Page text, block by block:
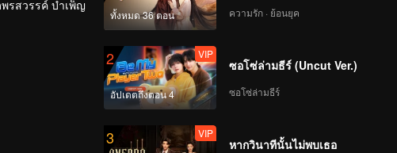
รสวรรค์ บำเพ็ญ
ทั้งหมด 36 ตอน ความรัก · ย้อนยุค
2
อัปเดตถึงตอน 4
VIP
ซอโซ่ล่ามธีร์ (Uncut Ver.)
ซอโซ่ล่ามธีร์
3 VIP
หากวินาทีนั้นไม่พบเธอ